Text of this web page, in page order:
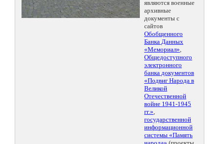
являются военные
архивные
документы с
сайтов
Обобщенного
Банка Данных
«Мемориал»,
Общедоступного
электронного
банка документов
«Подвиг Народа в
Великой
Отечественной
войне 1941-1945
гг.»,
государственной
информационной
системы «Память